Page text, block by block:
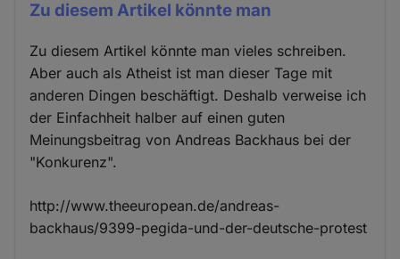
Zu diesem Artikel könnte man
Zu diesem Artikel könnte man vieles schreiben.
Aber auch als Atheist ist man dieser Tage mit
anderen Dingen beschäftigt. Deshalb verweise ich
der Einfachheit halber auf einen guten
Meinungsbeitrag von Andreas Backhaus bei der
"Konkurenz".
http://www.theeuropean.de/andreas-
backhaus/9399-pegida-und-der-deutsche-protest